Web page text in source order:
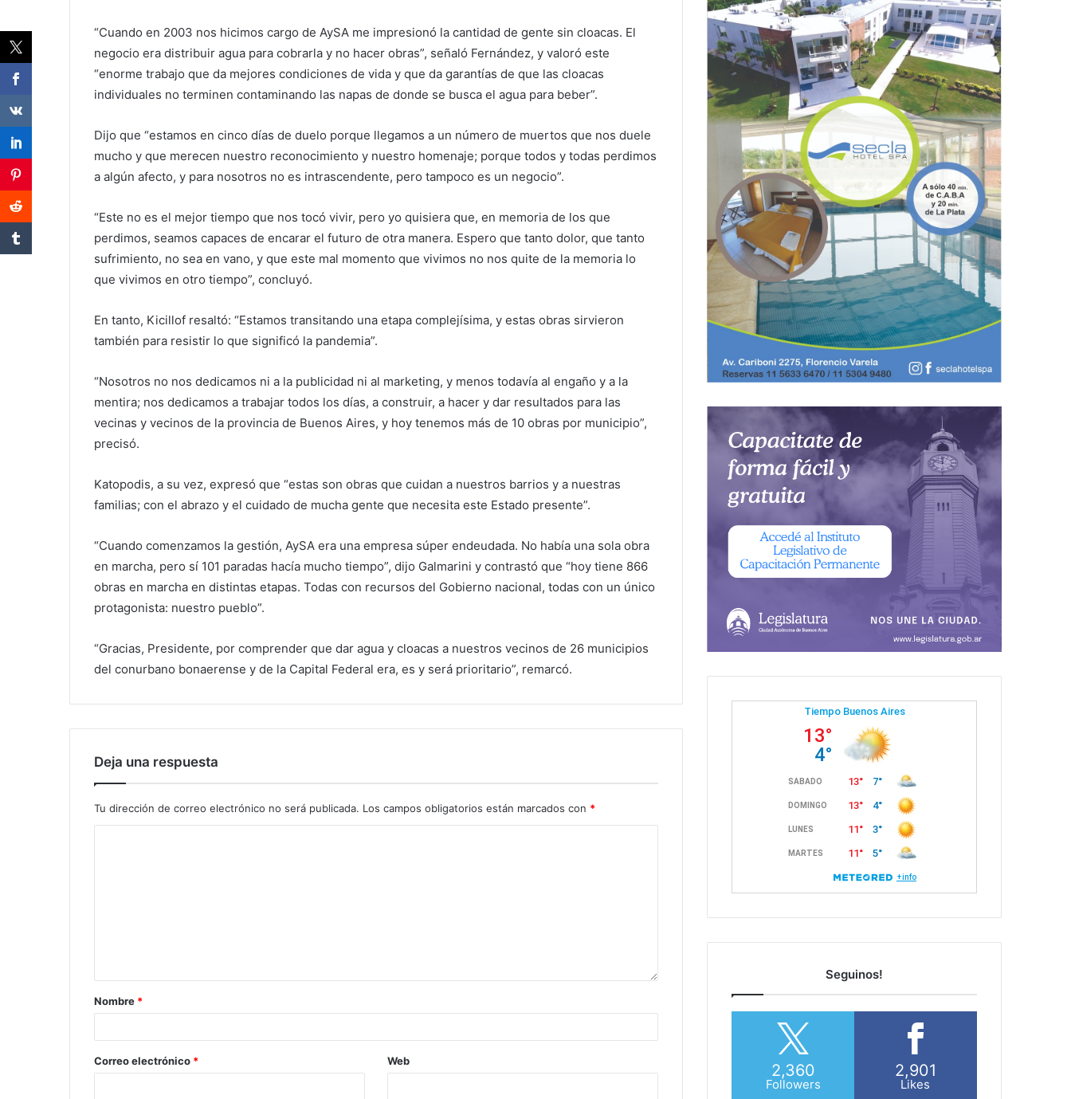
“Cuando en 2003 nos hicimos cargo de AySA me impresionó la cantidad de gente sin cloacas. El
negocio era distribuir agua para cobrarla y no hacer obras”, señaló Fernández, y valoró este
“enorme trabajo que da mejores condiciones de vida y que da garantías de que las cloacas
individuales no terminen contaminando las napas de donde se busca el agua para beber”.
Dijo que “estamos en cinco días de duelo porque llegamos a un número de muertos que nos duele
mucho y que merecen nuestro reconocimiento y nuestro homenaje; porque todos y todas perdimos
a algún afecto, y para nosotros no es intrascendente, pero tampoco es un negocio”.
“Este no es el mejor tiempo que nos tocó vivir, pero yo quisiera que, en memoria de los que
perdimos, seamos capaces de encarar el futuro de otra manera. Espero que tanto dolor, que tanto
sufrimiento, no sea en vano, y que este mal momento que vivimos no nos quite de la memoria lo
que vivimos en otro tiempo”, concluyó.
En tanto, Kicillof resaltó: “Estamos transitando una etapa complejísima, y estas obras sirvieron
también para resistir lo que significó la pandemia”.
“Nosotros no nos dedicamos ni a la publicidad ni al marketing, y menos todavía al engaño y a la
mentira; nos dedicamos a trabajar todos los días, a construir, a hacer y dar resultados para las
vecinas y vecinos de la provincia de Buenos Aires, y hoy tenemos más de 10 obras por municipio”,
precisó.
Katopodis, a su vez, expresó que “estas son obras que cuidan a nuestros barrios y a nuestras
familias; con el abrazo y el cuidado de mucha gente que necesita este Estado presente”.
“Cuando comenzamos la gestión, AySA era una empresa súper endeudada. No había una sola obra
en marcha, pero sí 101 paradas hacía mucho tiempo”, dijo Galmarini y contrastó que “hoy tiene 866
obras en marcha en distintas etapas. Todas con recursos del Gobierno nacional, todas con un único
protagonista: nuestro pueblo”.
“Gracias, Presidente, por comprender que dar agua y cloacas a nuestros vecinos de 26 municipios
del conurbano bonaerense y de la Capital Federal era, es y será prioritario”, remarcó.
Deja una respuesta
Tu dirección de correo electrónico no será publicada. Los campos obligatorios están marcados con *
Nombre *
Correo electrónico * Web
Seguinos!
2,360
Followers
2,901
Likes